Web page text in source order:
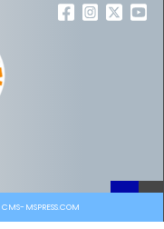
MSPRESS.COM